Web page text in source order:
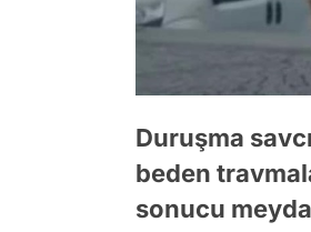
Duruşma
beden
sonucu